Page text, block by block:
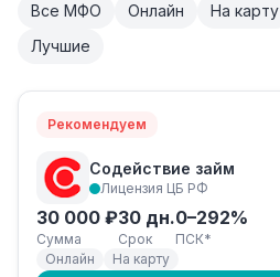
Все МФО Онлайн На карту
Лучшие
Рекомендуем
Содействие займ
Лицензия ЦБ РФ
30 000 ₽
Сумма
30 дн.
Срок
0–292%
ПСК*
Онлайн
На карту